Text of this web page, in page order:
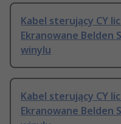
Kabel sterujący CY
Ekranowane Belden
winylu
Kabel sterujący CY
Ekranowane Belden